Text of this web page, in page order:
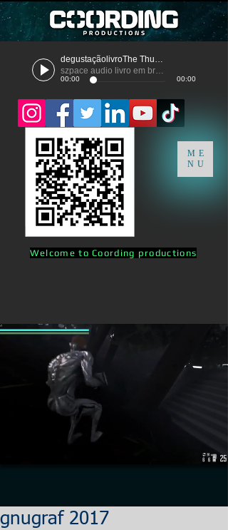
degustaçãolivroThe Thunder
szpace audio livro em breve
00:00 00:00
ME
NU
Welcome to Coording productions
gnugraf 2017